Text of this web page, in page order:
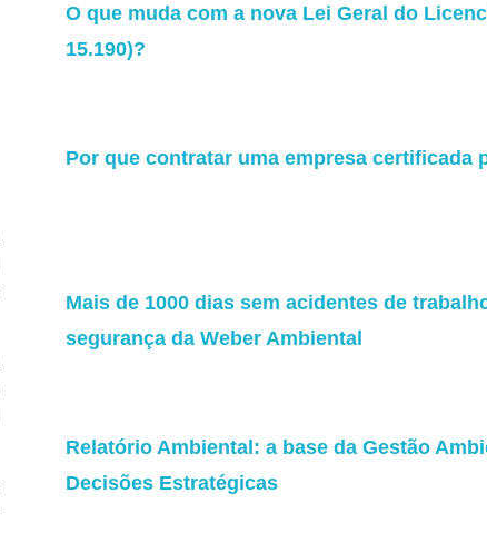
O que muda com a nova Lei Geral do
15.190)?
Por que contratar uma empresa certificada
Mais de 1000 dias sem acidentes de
segurança da Weber Ambiental
Relatório Ambiental: a base da Gestão
Decisões Estratégicas